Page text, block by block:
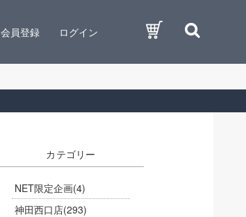
会員登録 ログイン
カテゴリー
NET限定企画(4)
神田西口店(293)